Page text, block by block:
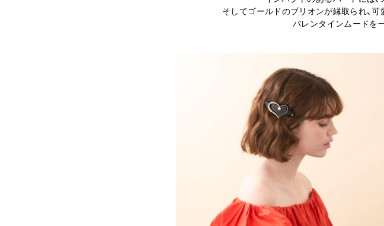
そしてゴールドのブリオンが縁取られ、
バレンタインムードを